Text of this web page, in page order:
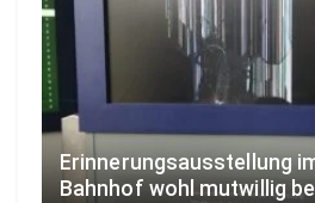
Erinnerungsausstellung
Bahnhof wohl mutwillig